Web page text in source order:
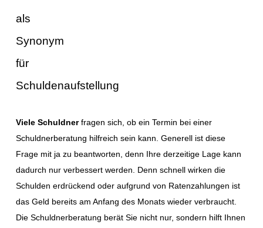
Viele Schuldnerfragen sich, ob ein Termin bei einer
Schuldnerberatung hilfreich sein kann. Generell ist diese
Frage mit ja zu beantworten, denn Ihre derzeitige Lage kann
dadurch nur verbessert werden. Denn schnell wirken die
Schulden erdrückend oder aufgrund von Ratenzahlungen ist
das Geld bereits am Anfang des Monats wieder verbraucht.
Die Schuldnerberatung berät Sie nicht nur, sondern hilft Ihnen